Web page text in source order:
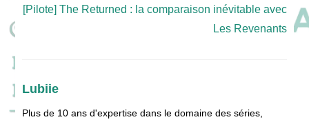
[Pilote] The Returned : la comparaison inévitable avec
Les Revenants
Lubiie
Plus de 10 ans d'expertise dans le domaine des séries,